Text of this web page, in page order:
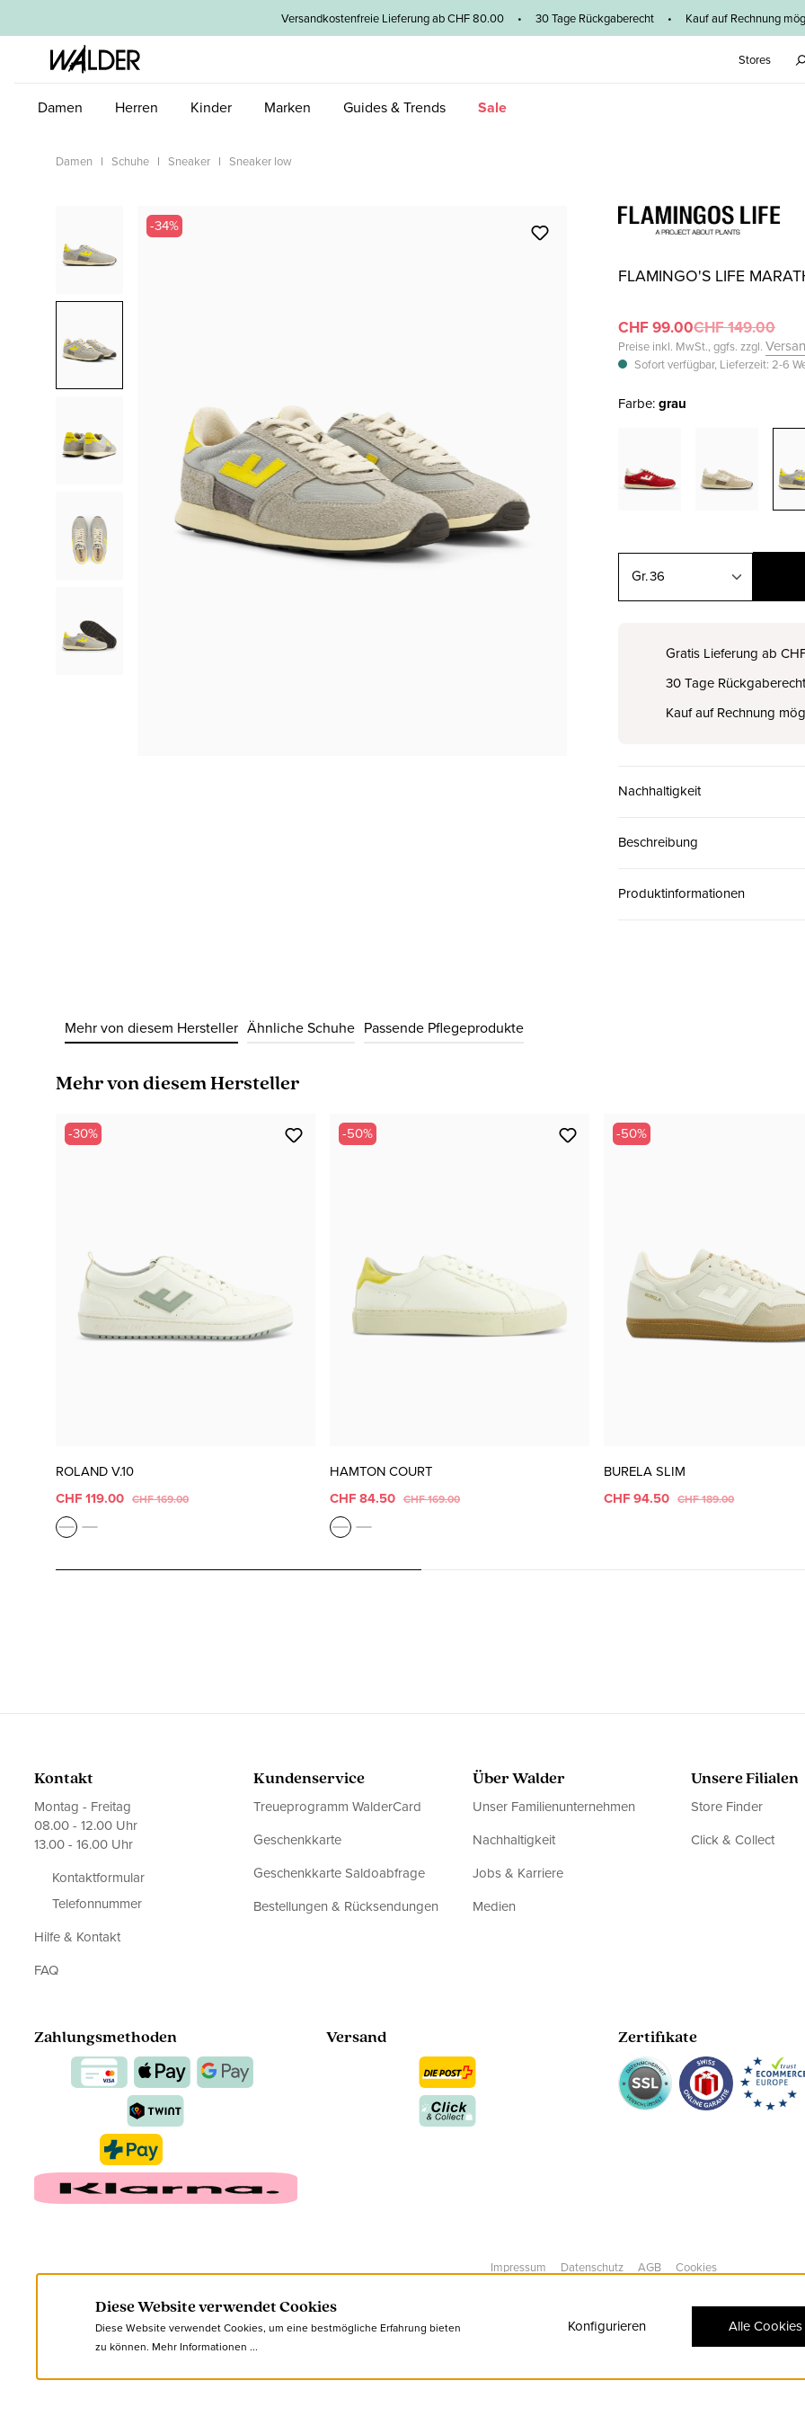
Versandkostenfreie Lieferung ab CHF 80.00 • 30 Tage Rückgaberecht • Kauf auf Rechnung
Stores
Damen Herren Kinder Marken Guides & Trends Sale
Damen Schuhe Sneaker Sneaker low
Bildergalerie überspringen
-34%
FLAMINGO'S LIFE
CHF 99.00CHF 149.00
Preise inkl. MwSt., ggfs. zzgl.
Sofort verfügbar, Lieferzeit: 2-6
Farbe:grau
36
CHF 99.00
Gratis Lieferung ab
30 Tage Rückgaberecht
Kauf auf Rechnung
Nachhaltigkeit
Beschreibung
Produktinformationen
Mehr von diesem Hersteller Ähnliche Schuhe Passende Pflegeprodukte
Produktgalerie überspringen
Mehr von diesem Hersteller
-30%
ROLAND V.10
CHF 119.00 CHF 169.00
-50%
HAMTON COURT
CHF 84.50 CHF 169.00
-50%
BURELA SLIM
CHF 94.50 CHF 189.00
Kontakt
Montag - Freitag
08.00 - 12.00 Uhr
13.00 - 16.00 Uhr
Kontaktformular
Telefonnummer
Hilfe & Kontakt
FAQ
Kundenservice
Treueprogramm WalderCard
Geschenkkarte
Geschenkkarte Saldoabfrage
Bestellungen & Rücksendungen
Über Walder
Unser Familienunternehmen
Nachhaltigkeit
Jobs & Karriere
Medien
Unsere Filialen
Store Finder
Click & Collect
Zahlungsmethoden Versand Zertifikate
Impressum Datenschutz AGB Cookies
Diese Website verwendet Cookies
Diese Website verwendet Cookies, um eine bestmögliche Erfahrung bieten
zu können. Mehr Informationen ...
Konfigurieren Alle